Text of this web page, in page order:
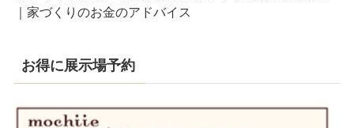
｜家づくりのお金のアドバイス
お得に展示場予約